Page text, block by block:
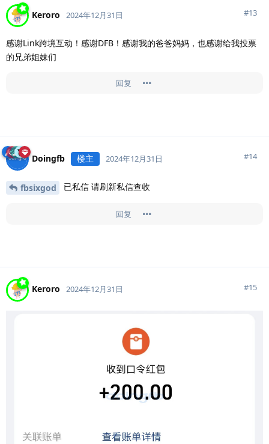
Keroro 2024年12月31日 #13
感谢Link跨境互动！感谢DFB！感谢我的爸爸妈妈，也感谢给我投票
的兄弟姐妹们
回复
Doingfb 楼主 2024年12月31日 #14
fbsixgod 已私信 请刷新私信查收
回复
Keroro 2024年12月31日 #15